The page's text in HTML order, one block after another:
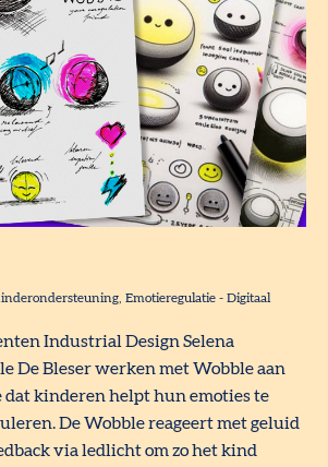
Emotieregulatie - Digitaal
Industrial Design Selena
De Bleser werken met Wobble aan
kinderen helpt hun emoties te
De Wobble reageert met geluid
via ledlicht om zo het kind